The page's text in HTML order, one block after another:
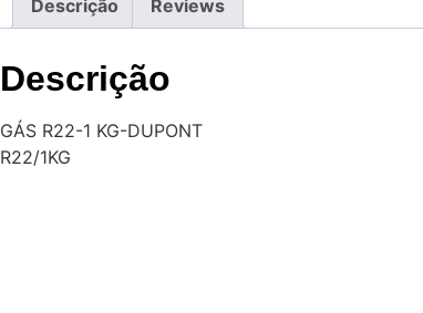
Descrição Reviews
Descrição
GÁS R22-1 KG-DUPONT
R22/1KG